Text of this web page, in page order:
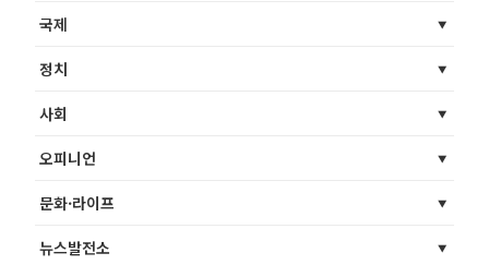
국제
정치
사회
오피니언
문화·라이프
뉴스발전소